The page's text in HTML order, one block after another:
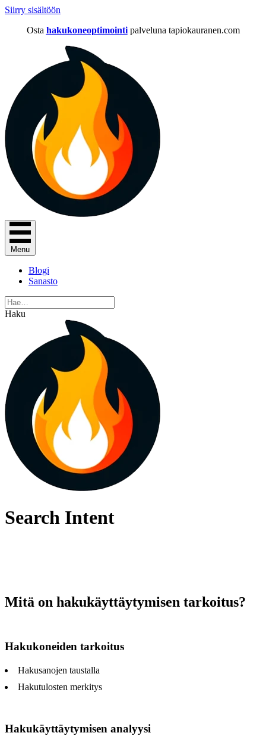
Siirry sisältöön
Osta hakukoneoptimointi palveluna tapiokauranen.com
Menu
Blogi
Sanasto
Haku
Search Intent
Mitä on hakukäyttäytymisen tarkoitus?
Hakukoneiden tarkoitus
Hakusanojen taustalla
Hakutulosten merkitys
Hakukäyttäytymisen analyysi